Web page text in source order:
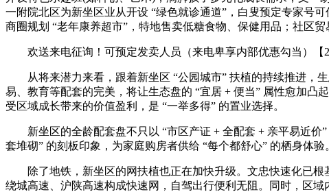
一附院北区为新坐区业从开设 “绿色就诊通道”，白叟预定专家号
商圈规划 “老年康养超市”，特地售卖低糖食物、保健用品；社区
欢送来电征询！可预定发卖人员（来电卑享内部优惠勾当）【
从将来潜力来看，跟着新坐区 “公园城市” 扶植的持续推进，生
易、教育等配套的完美，将让生态盘的 “宜居 + 便当” 属性愈加
受区域成长带来的价值盈利，是 “一举多得” 的置业选择。
新坐区的全龄配套盘不只以 “市区产证 + 全配套 + 亲平易近价”
套堆砌” 的刻板印象，为家庭购房者供给 “每个都舒心” 的栖身体验
除了地铁，新坐区的网扶植也正在加快升级。文忠快速化已根
绕城高速、沪陕高速构成快速网，自驾出行便利无阻。同时，区